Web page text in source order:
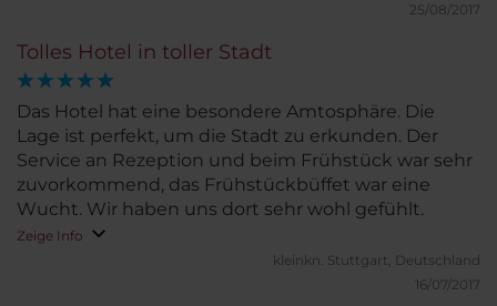
25/08/2017
Tolles Hotel in toller Stadt
Das Hotel hat eine besondere Amtosphäre. Die
Lage ist perfekt, um die Stadt zu erkunden. Der
Service an Rezeption und beim Frühstück war sehr
zuvorkommend, das Frühstückbüffet war eine
Wucht. Wir haben uns dort sehr wohl gefühlt.
Zeige Info
kleinkn. Stuttgart, Deutschland
16/07/2017